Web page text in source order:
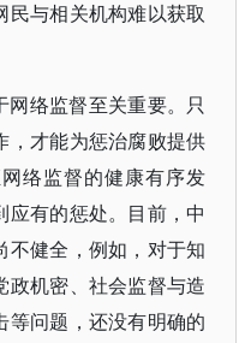
与相关机构难以获取
网络监督至关重要。只
，才能为惩治腐败提供
络监督的健康有序发
应有的惩处。目前，中
不健全，例如，对于知
政机密、社会监督与造
等问题，还没有明确的